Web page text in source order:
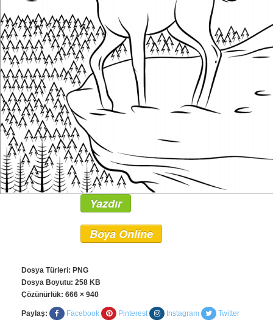
Yazdır
Boya Online
Dosya Türleri: PNG
Dosya Boyutu: 258 KB
Çözünürlük: 666 × 940
Paylaş: Facebook Pinterest Instagram Twitter